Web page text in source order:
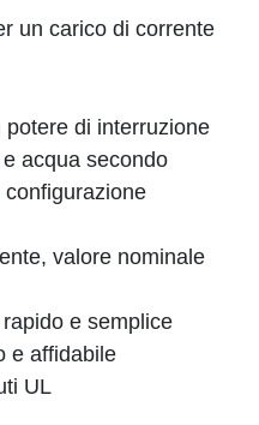
un carico di corrente
di interruzione
acqua secondo
valore nominale
e semplice
e affidabile
UL